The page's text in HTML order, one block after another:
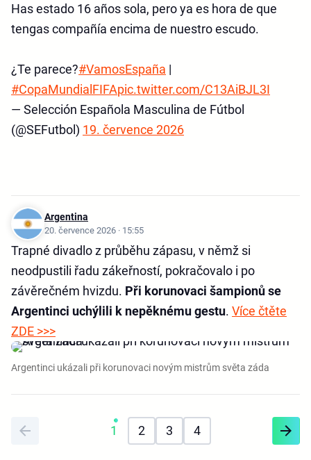
Has estado 16 años sola, pero ya es hora de que
tengas compañía encima de nuestro escudo.
¿Te parece?#VamosEspaña |
#CopaMundialFIFApic.twitter.com/C13AiBJL3I
— Selección Española Masculina de Fútbol
(@SEFutbol) 19. července 2026
Argentina
20. července 2026 · 15:55
Trapné divadlo z průběhu zápasu, v němž si
neodpustili řadu zákeřností, pokračovalo i po
závěrečném hvizdu. Při korunovaci šampionů se
Argentinci uchýlili k nepěknému gestu. Více čtěte
ZDE >>>
Argentinci ukázali při korunovaci novým mistrům světa záda
1 2 3 4